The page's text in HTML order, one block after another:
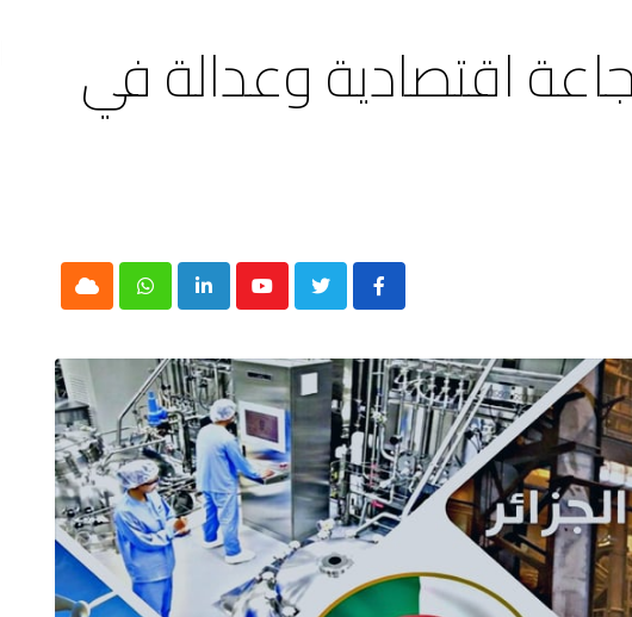
اقتصادية وعدالة في
Youtube
LinkedIn
Whatsapp
Cloud